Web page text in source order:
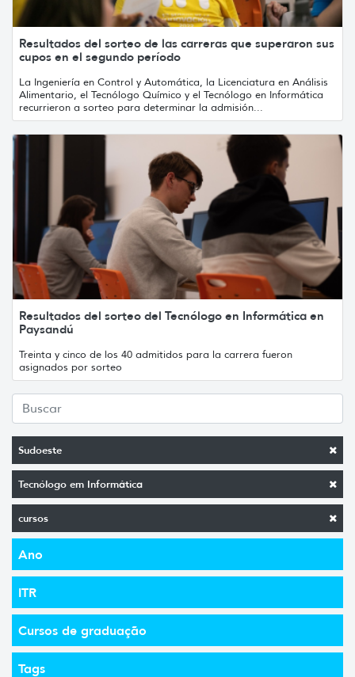
Sudoeste
Tecnólogo em Informática
cursos
Ano
ITR
Cursos de graduação
Tags
Resultados del sorteo de las carreras que superaron sus
cupos en el segundo período
La Ingeniería en Control y Automática, la Licenciatura en Análisis
Alimentario, el Tecnólogo Químico y el Tecnólogo en Informática
recurrieron a sorteo para determinar la admisión...
Resultados del sorteo del Tecnólogo en Informática en
Paysandú
Treinta y cinco de los 40 admitidos para la carrera fueron
asignados por sorteo